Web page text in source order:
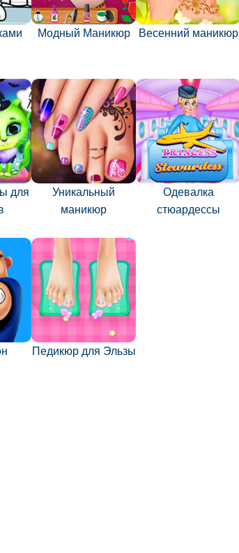
Модный Маникюр Весенний маникюр
для
Уникальный
маникюр
Одевалка
стюардессы
Педикюр для Эльзы